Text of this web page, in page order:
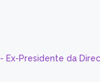
- Ex-Presidente da